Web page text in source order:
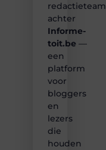
redactieteam
achter
Informe-
toit.be —
een
platform
voor
bloggers
en
lezers
die
houden